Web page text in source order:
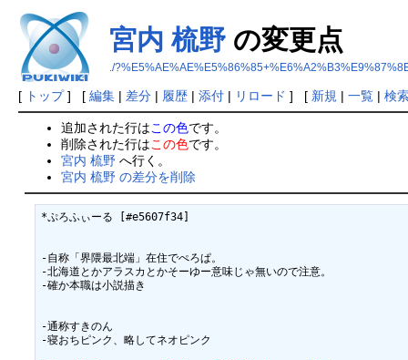
宮内 梳野の変更点
./
[ トップ] [ 編集| 差分| 履歴| 添付| リロード ] [ 新規 | 一覧| 検
追加された行はこの色です。
削除された行はこの色です。
宮内 梳野へ行く。
宮内 梳野 の差分を削除
*ぷろふぃーる [#e5607f34]
-自称「界隈最北端」在住でぺろぱ。
-北海道とかアラスカとかそーゆー意味じゃ無いので注意。
-確か本職は小説描き
-通称すきのん
-寝おちピンク、略してネオピンク